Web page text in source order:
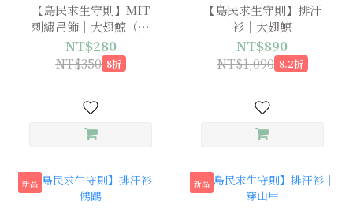
【島民求生守則】MIT
刺繡吊飾｜大翅鯨（預
購中，9月中旬出貨）
NT$280
NT$350 8折
【島民求生守則】排汗
衫｜大翅鯨
NT$890
NT$1,090 8.2折
新品 新品